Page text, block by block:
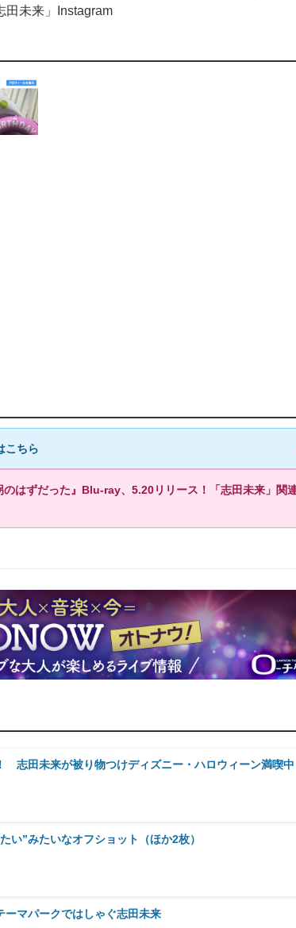
田未来」Instagram
こちら
はずだった』Blu-ray、5.20リリース！「志田未来」関
志田未来が被り物つけディズニー・ハロウィーン満喫中
い”みたいなオフショット（ほか2枚）
ーマパークではしゃぐ志田未来